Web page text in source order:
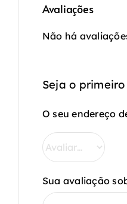
Avaliações
Não há
Seja o
O seu endereço
Sua avaliação